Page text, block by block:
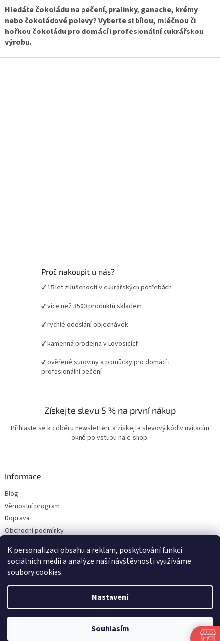
K personalizaci obsahu a reklam, poskytování funkcí
sociálních médií a analýze naší návštěvnosti využíváme
soubory cookies.
Nastavení
Souhlasím
Hledáte čokoládu na pečení, pralinky, ganache, krémy
nebo čokoládové polevy? Vyberte si bílou, mléčnou či
hořkou čokoládu pro domácí i profesionální cukrářskou
výrobu.
Proč nakoupit u nás?
✔ 15 let zkušeností v cukrářských potřebách
✔ více než 3500 produktů skladem
✔ rychlé odeslání objednávek
✔ kamenná prodejna v Lovosicích
✔ ověřené suroviny a pomůcky pro domácí i
profesionální pečení
Získejte slevu 5 % na první nákup
Přihlaste se k odběru newsletteru a získejte slevový kód v uvítacím
okně po vstupu na e-shop.
Informace
Blog
Věrnostní program
Doprava
Obchodní podmínky
Kontakty
Vytvořil Shoptet
. Všechna práva vyhrazena.
Upravit nastavení
cookies